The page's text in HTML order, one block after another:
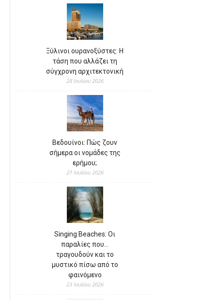
Ξύλινοι ουρανοξύστες: Η
τάση που αλλάζει τη
σύγχρονη αρχιτεκτονική
28 Ιουλίου 2026
Βεδουίνοι: Πώς ζουν
σήμερα οι νομάδες της
ερήμου;
27 Ιουλίου 2026
Singing Beaches: Οι
παραλίες που…
τραγουδούν και το
μυστικό πίσω από το
φαινόμενο
23 Ιουλίου 2026